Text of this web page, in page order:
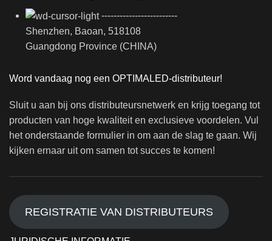
-------------------------
Shenzhen, Baoan, 518108
Guangdong Province (CHINA)
Word vandaag nog een OPTIMALED-distributeur!
Sluit u aan bij ons distributeursnetwerk en krijg toegang tot
producten van hoge kwaliteit en exclusieve voordelen. Vul
het onderstaande formulier in om aan de slag te gaan. Wij
kijken ernaar uit om samen tot succes te komen!
REGISTRATIE VAN DISTRIBUTEURS